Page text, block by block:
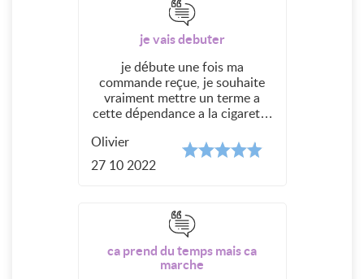
je vais debuter
je débute une fois ma
commande reçue, je souhaite
vraiment mettre un terme a
cette dépendance a la cigarette
entourage
Olivier
27 10 2022
ca prend du temps mais ca
marche